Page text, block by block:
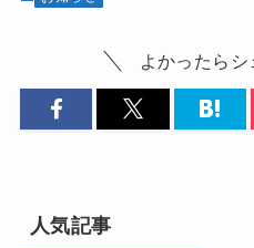
よかったらシ
人気記事